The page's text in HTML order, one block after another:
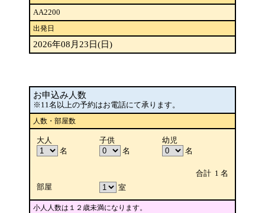
AA2200
出発日
2026年08月23日(日)
お申込み人数
※11名以上の予約はお電話にて承ります。
人数・部屋数
大人
名
子供
名
幼児
名
合計 1 名
部屋
室
小人人数は１２歳未満になります。